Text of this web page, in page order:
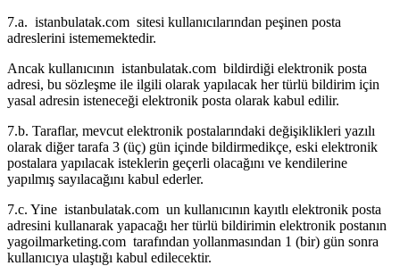
7.a. istanbulatak.com sitesi kullanıcılarından peşinen posta
adreslerini istememektedir.
Ancak kullanıcının istanbulatak.com bildirdiği elektronik posta
adresi, bu sözleşme ile ilgili olarak yapılacak her türlü bildirim için
yasal adresin isteneceği elektronik posta olarak kabul edilir.
7.b. Taraflar, mevcut elektronik postalarındaki değişiklikleri yazılı
olarak diğer tarafa 3 (üç) gün içinde bildirmedikçe, eski elektronik
postalara yapılacak isteklerin geçerli olacağını ve kendilerine
yapılmış sayılacağını kabul ederler.
7.c. Yine istanbulatak.com un kullanıcının kayıtlı elektronik posta
adresini kullanarak yapacağı her türlü bildirimin elektronik postanın
yagoilmarketing.com tarafından yollanmasından 1 (bir) gün sonra
kullanıcıya ulaştığı kabul edilecektir.